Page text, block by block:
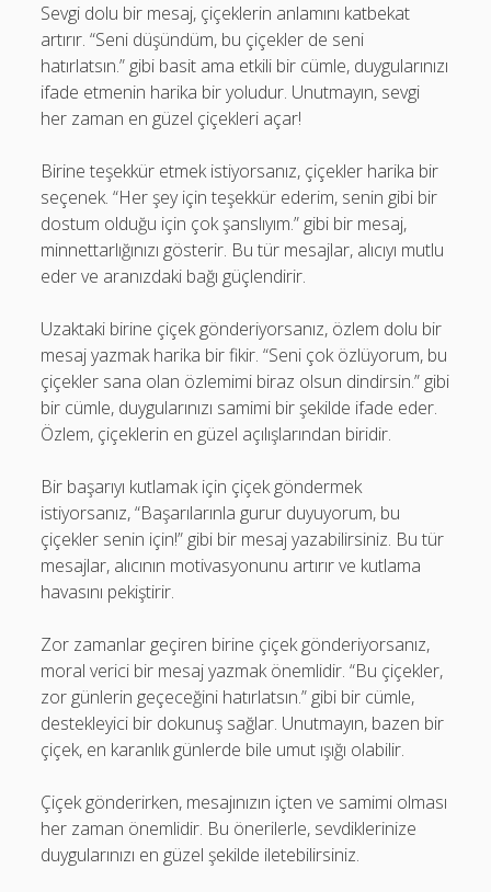
Sevgi dolu bir mesaj, çiçeklerin anlamını katbekat
artırır. “Seni düşündüm, bu çiçekler de seni
hatırlatsın.” gibi basit ama etkili bir cümle, duygularınızı
ifade etmenin harika bir yoludur. Unutmayın, sevgi
her zaman en güzel çiçekleri açar!
Birine teşekkür etmek istiyorsanız, çiçekler harika bir
seçenek. “Her şey için teşekkür ederim, senin gibi bir
dostum olduğu için çok şanslıyım.” gibi bir mesaj,
minnettarlığınızı gösterir. Bu tür mesajlar, alıcıyı mutlu
eder ve aranızdaki bağı güçlendirir.
Uzaktaki birine çiçek gönderiyorsanız, özlem dolu bir
mesaj yazmak harika bir fikir. “Seni çok özlüyorum, bu
çiçekler sana olan özlemimi biraz olsun dindirsin.” gibi
bir cümle, duygularınızı samimi bir şekilde ifade eder.
Özlem, çiçeklerin en güzel açılışlarından biridir.
Bir başarıyı kutlamak için çiçek göndermek
istiyorsanız, “Başarılarınla gurur duyuyorum, bu
çiçekler senin için!” gibi bir mesaj yazabilirsiniz. Bu tür
mesajlar, alıcının motivasyonunu artırır ve kutlama
havasını pekiştirir.
Zor zamanlar geçiren birine çiçek gönderiyorsanız,
moral verici bir mesaj yazmak önemlidir. “Bu çiçekler,
zor günlerin geçeceğini hatırlatsın.” gibi bir cümle,
destekleyici bir dokunuş sağlar. Unutmayın, bazen bir
çiçek, en karanlık günlerde bile umut ışığı olabilir.
Çiçek gönderirken, mesajınızın içten ve samimi olması
her zaman önemlidir. Bu önerilerle, sevdiklerinize
duygularınızı en güzel şekilde iletebilirsiniz.